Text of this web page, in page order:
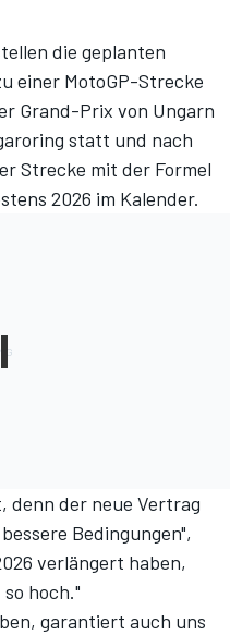
die geplanten
einer MotoGP-Strecke
Grand-Prix von Ungarn
statt und nach
Strecke mit der Formel
2026 im Kalender.
denn der neue Vertrag
Bedingungen",
verlängert haben,
hoch."
garantiert auch uns